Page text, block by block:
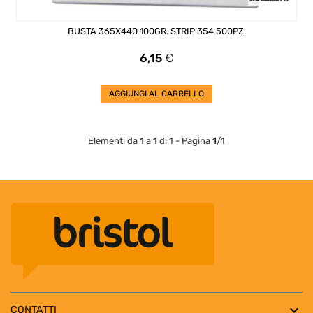
BUSTA 365X440 100GR. STRIP 354 500PZ.
Prezzo
6,15 €
AGGIUNGI AL CARRELLO
Elementi da 1 a 1 di 1 - Pagina 1/1
CONTATTI